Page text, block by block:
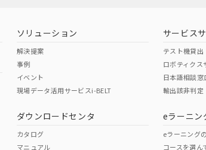
ソリューション
解決提案
事例
イベント
現場データ活用サービスi-BELT
ダウンロードセンタ
カタログ
マニュアル
サービス
テスト機貸出
ロボティクス
日本語相談
輸出該非判定
eラーニン
eラーニング
コースを選ん